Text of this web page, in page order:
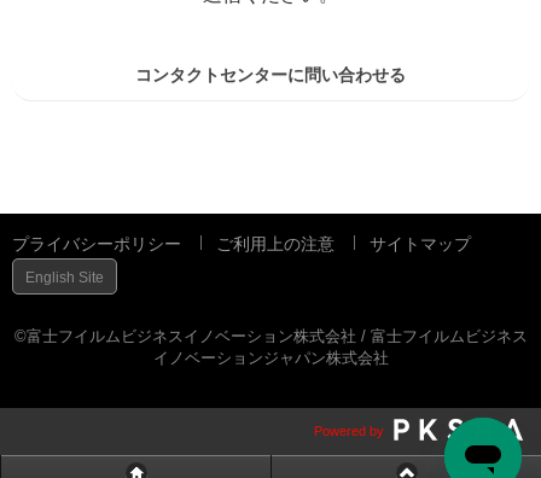
コンタクトセンターに問い合わせる
プライバシーポリシー ご利用上の注意 サイトマップ
English Site
©富士フイルムビジネスイノベーション株式会社 / 富士フイルムビジネス
イノベーションジャパン株式会社
Powered by